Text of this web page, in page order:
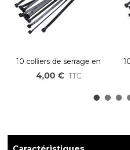
10 colliers de serrage en
nylon 4,8x200mm
4,00 € TTC